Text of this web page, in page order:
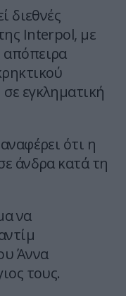
διεθνές
Interpol, με
απόπειρα
εγκληματική
ότι η
άνδρα κατά τη
να
Άννα
τους.